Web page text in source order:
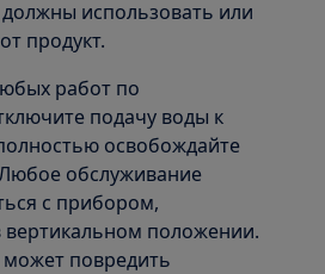
использовать или
продукт.
работ по
подачу воды к
освобождайте
обслуживание
с прибором,
положении.
повредить